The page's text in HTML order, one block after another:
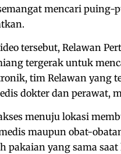
mencari puing-
tersebut, Relawan
tergerak untuk
tim Relawan yang
dokter dan perawat,
menuju lokasi
maupun obat-
pakaian yang sama